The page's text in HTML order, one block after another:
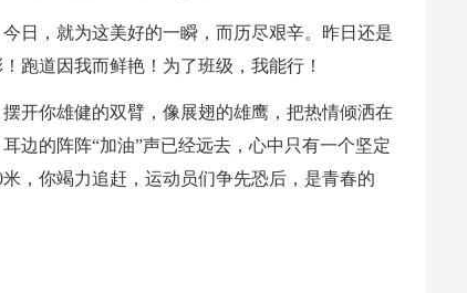
日，就为这美好的一瞬，而历尽艰辛。昨日还是
跑道因我而鲜艳！为了班级，我能行！
开你雄健的双臂，像展翅的雄鹰，把热情倾洒在
边的阵阵“加油”声已经远去，心中只有一个坚定
，你竭力追赶，运动员们争先恐后，是青春的